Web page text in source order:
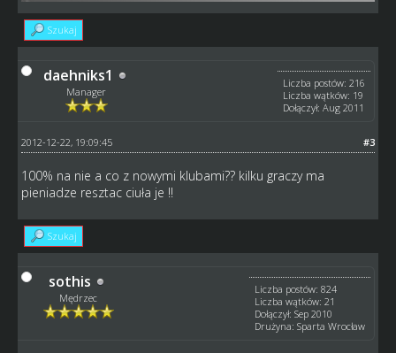
Szukaj
daehniks1
Manager
Liczba postów: 216
Liczba wątków: 19
Dołączył: Aug 2011
#3
2012-12-22, 19:09:45
100% na nie a co z nowymi klubami?? kilku graczy ma
pieniadze resztac ciuła je !!
Szukaj
sothis
Mędrzec
Liczba postów: 824
Liczba wątków: 21
Dołączył: Sep 2010
Drużyna: Sparta Wrocław